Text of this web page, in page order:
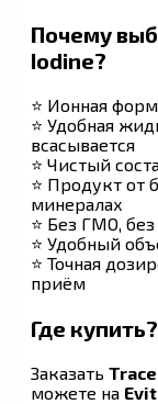
Почему
Iodine?
⭐ Ионная
⭐ Удобная
всасывается
⭐ Чистый
⭐ Продукт от
минералах
⭐ Без ГМО,
⭐ Удобный
⭐ Точная
приём
Где купить?
Заказать
можете на